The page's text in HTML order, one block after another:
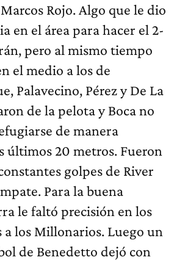
Rojo. Algo que le dio
en el área para hacer el 2-
pero al mismo tiempo
el medio a los de
Palavecino, Pérez y De La
de la pelota y Boca no
de manera
últimos 20 metros. Fueron
golpes de River
Para la buena
le faltó precisión en los
los Millonarios. Luego un
de Benedetto dejó con